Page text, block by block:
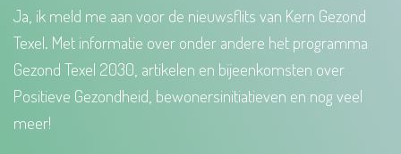
Ja, ik meld me aan voor de nieuwsflits van Kern Gezond
Texel. Met informatie over onder andere het programma
Gezond Texel 2030, artikelen en bijeenkomsten over
Positieve Gezondheid, bewonersinitiatieven en nog veel
meer!